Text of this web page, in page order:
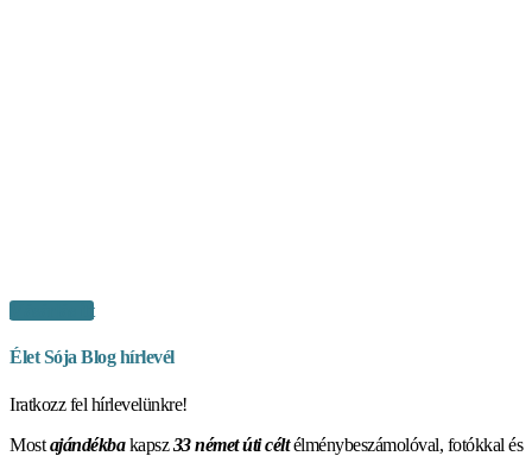
Élet Sója Blog hírlevél
Iratkozz fel hírlevelünkre!
Mostajándékbakapsz33 német úti céltélménybeszámolóval, fotókkal és